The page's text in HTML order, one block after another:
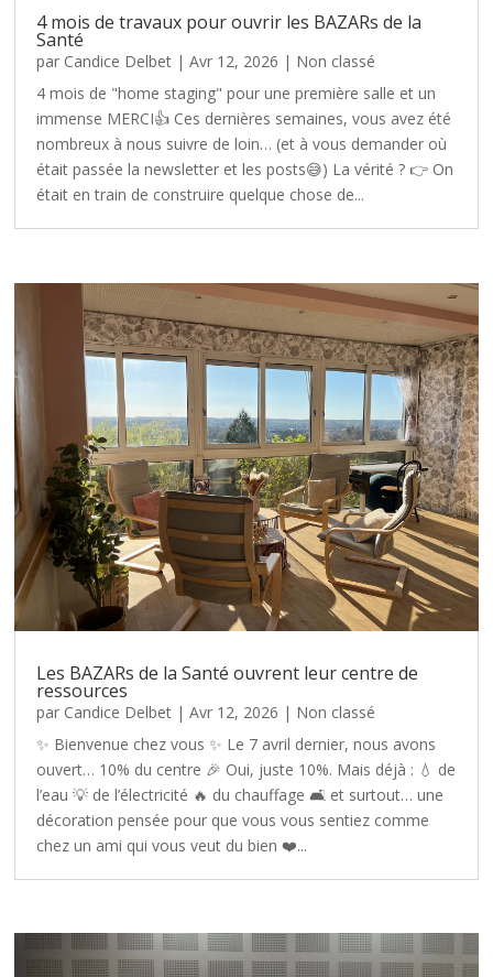
4 mois de travaux pour ouvrir les BAZARs de la
Santé
par Candice Delbet |Avr 12, 2026 | Non classé
4 mois de "home staging" pour une première salle et un
immense MERCI👍 Ces dernières semaines, vous avez été
nombreux à nous suivre de loin… (et à vous demander où
était passée la newsletter et les posts😅) La vérité ? 👉 On
était en train de construire quelque chose de...
Les BAZARs de la Santé ouvrent leur centre de
ressources
par Candice Delbet |Avr 12, 2026 | Non classé
✨ Bienvenue chez vous ✨ Le 7 avril dernier, nous avons
ouvert… 10% du centre 🎉 Oui, juste 10%. Mais déjà : 💧 de
l’eau 💡 de l’électricité 🔥 du chauffage 🛋️ et surtout… une
décoration pensée pour que vous vous sentiez comme
chez un ami qui vous veut du bien ❤️...